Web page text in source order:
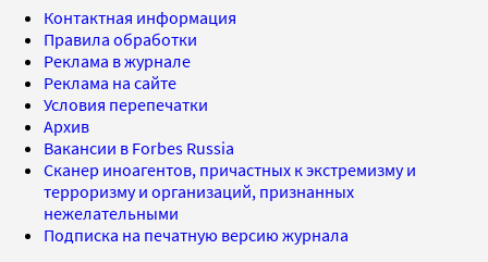
Контактная информация
Правила обработки
Реклама в журнале
Реклама на сайте
Условия перепечатки
Архив
Вакансии в Forbes Russia
Сканер иноагентов, причастных к экстремизму и
терроризму и организаций, признанных
нежелательными
Подписка на печатную версию журнала